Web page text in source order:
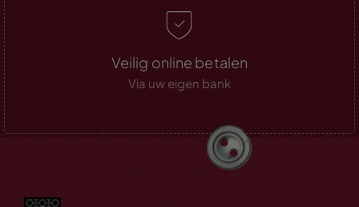
Veilig online betalen
Via uw eigen bank